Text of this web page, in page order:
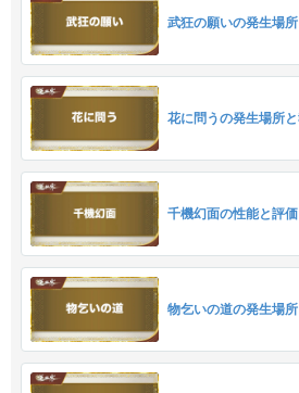
武狂の願いの発生場
花に問うの発生場所
千機幻面の性能と評価
物乞いの道の発生場